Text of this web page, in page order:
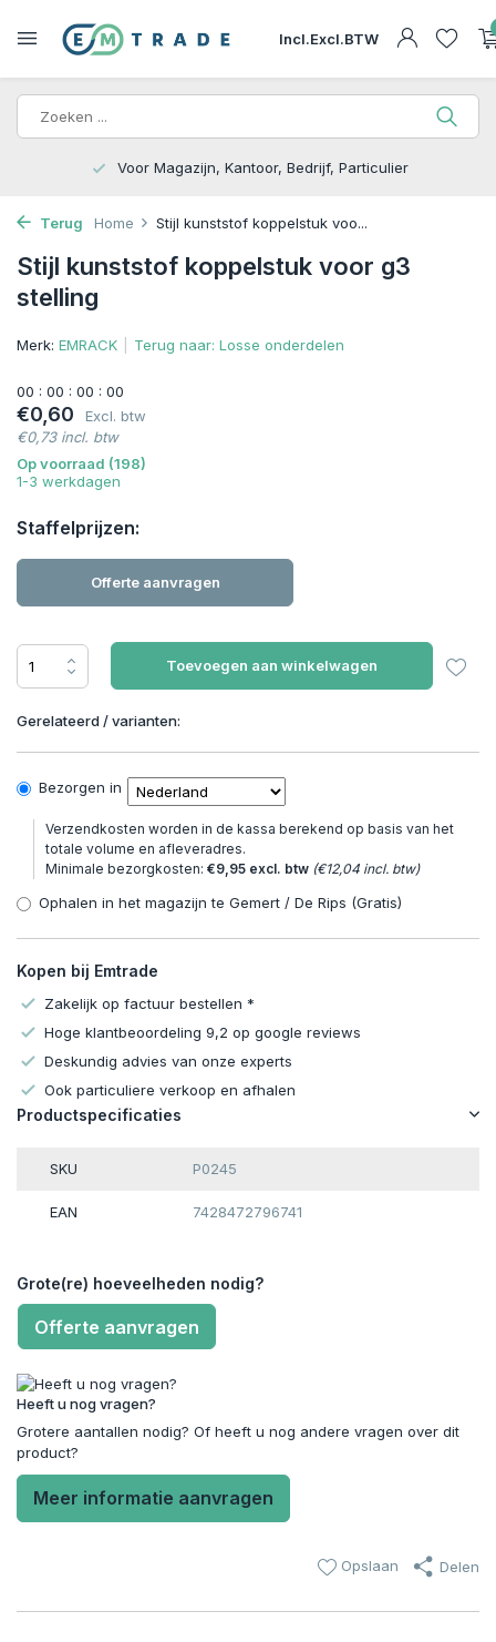
Incl.Excl.BTW
Voor Magazijn, Kantoor, Bedrijf, Particulier
Terug Home Stijl kunststof koppelstuk voo...
Stijl kunststof koppelstuk voor g3
stelling
Merk: EMRACK Terug naar: Losse onderdelen
00 : 00 : 00 : 00
€0,60
Excl. btw
€0,73 incl. btw
Op voorraad (198)
1-3 werkdagen
Staffelprijzen:
Offerte aanvragen
Toevoegen aan winkelwagen
Gerelateerd / varianten:
Bezorgen in
Verzendkosten worden in de kassa berekend op basis van het
totale volume en afleveradres.
Minimale bezorgkosten: €9,95 excl. btw (€12,04 incl. btw)
Ophalen in het magazijn te Gemert / De Rips (Gratis)
Kopen bij Emtrade
Zakelijk op factuur bestellen *
Hoge klantbeoordeling 9,2 op google reviews
Deskundig advies van onze experts
Ook particuliere verkoop en afhalen
Productspecificaties
SKU P0245
EAN 7428472796741
Grote(re) hoeveelheden nodig?
Offerte aanvragen
Heeft u nog vragen?
Grotere aantallen nodig? Of heeft u nog andere vragen over dit
product?
Meer informatie aanvragen
Opslaan Delen